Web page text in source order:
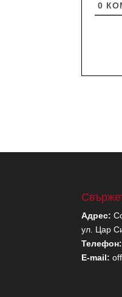
0
Адрес:
ул. Цар
Телефон:
E-mail: